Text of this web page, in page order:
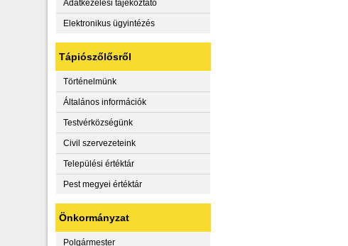
Adatkezelési tájékoztató
Elektronikus ügyintézés
Tápiószőlősről
Történelmünk
Általános információk
Testvérközségünk
Civil szervezeteink
Települési értéktár
Pest megyei értéktár
Önkormányzat
Polgármester